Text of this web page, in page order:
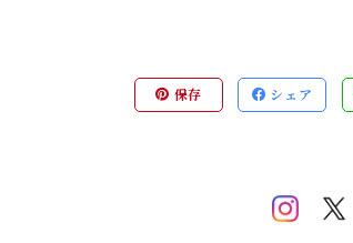
保存 シェア